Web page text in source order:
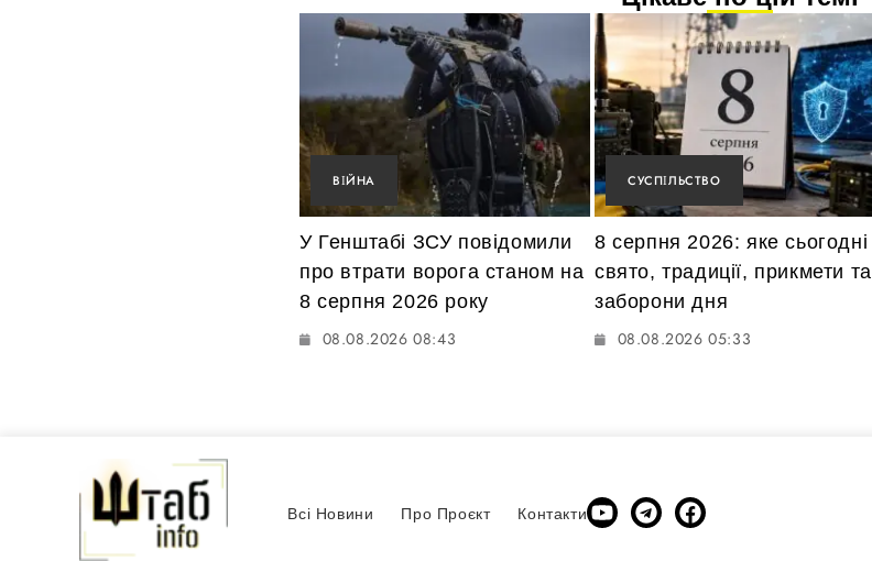
ВІЙНА
У Генштабі ЗСУ повідомили
про втрати ворога станом на
8 серпня 2026 року
08.08.2026 08:43
СУСПІЛЬСТВО
8 серпня 2026: яке сьогодні
свято, традиції, прикмети та
заборони дня
08.08.2026 05:33
Всі Новини Про Проєкт Контакти